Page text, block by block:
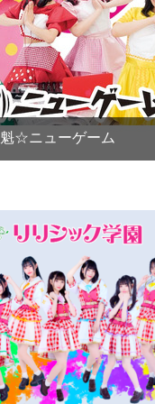
魁☆ニューゲーム